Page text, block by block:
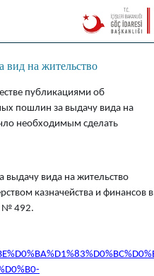
вид на жительство
публикациями об
пошлин за выдачу вида на
необходимым сделать
выдачу вида на жительство
казначейства и финансов в
№ 492.